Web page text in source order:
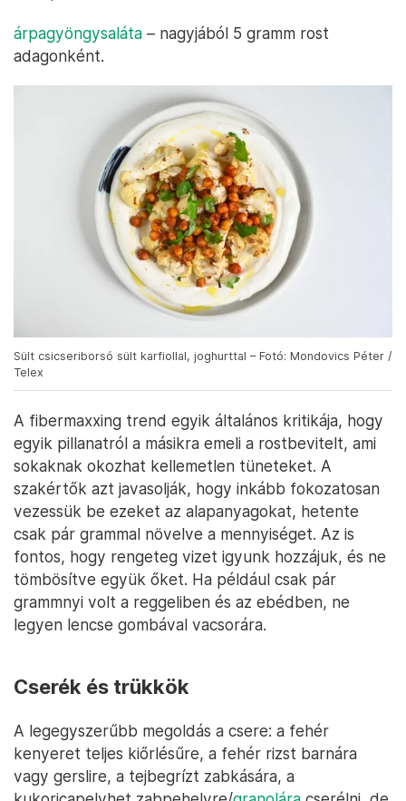
árpagyöngysaláta – nagyjából 5 gramm rost
adagonként.
Sült csicseriborsó sült karfiollal, joghurttal – Fotó: Mondovics Péter /
Telex
A fibermaxxing trend egyik általános kritikája, hogy
egyik pillanatról a másikra emeli a rostbevitelt, ami
sokaknak okozhat kellemetlen tüneteket. A
szakértők azt javasolják, hogy inkább fokozatosan
vezessük be ezeket az alapanyagokat, hetente
csak pár grammal növelve a mennyiséget. Az is
fontos, hogy rengeteg vizet igyunk hozzájuk, és ne
tömbösítve együk őket. Ha például csak pár
grammnyi volt a reggeliben és az ebédben, ne
legyen lencse gombával vacsorára.
Cserék és trükkök
A legegyszerűbb megoldás a csere: a fehér
kenyeret teljes kiőrlésűre, a fehér rizst barnára
vagy gerslire, a tejbegrízt zabkására, a